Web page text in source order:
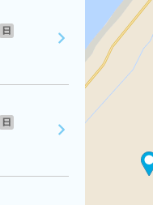
日
日